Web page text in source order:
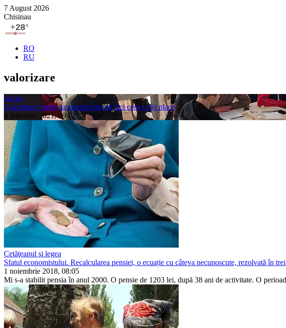
7 August 2026
Chisinau
RO
RU
valorizare
Social
Una dintre cheile succesului este să faci ceea ce îți place
9 februarie 2021, 09:02
Cetăţeanul şi legea
Sfatul economistului. Recalcularea pensiei, o ecuație cu câteva necunoscute, rezolvată în
1 noiembrie 2018, 08:05
Mi s-a stabilit pensia în anul 2000. O pensie de 1203 lei, după 38 ani de activitate. O